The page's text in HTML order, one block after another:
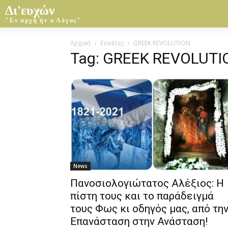
Δι'ευχών
"Εν αρχή ήν ο Λόγος"
Αρχική Ετικέτες GREEK REVOLUTION
Tag: GREEK
News
Πανοσιολογιώτατος Αλέξιος: Η
πίστη τους και το παράδειγμά
τους Φως κι οδηγός μας, από την
Επανάσταση στην Ανάσταση!